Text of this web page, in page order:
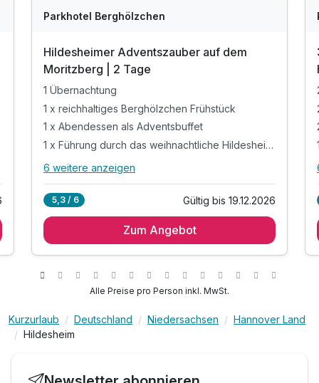
Parkhotel Berghölzchen
Hildesheimer Adventszauber auf dem
Moritzberg | 2 Tage
1 Übernachtung
1 x reichhaltiges Berghölzchen Frühstück
1 x Abendessen als Adventsbuffet
1 x Führung durch das weihnachtliche Hildesheim**
Alle Inklusivleistungen
1 x reichhaltiges Berghölzchen Frühstück
Hildesheim**
1 x Stadtplan / Umgebungskarte der Region
1 x Flasche Mineralwasser auf dem Zimmer
inkl. Nutzung der mediterranen Sauna
6 weitere anzeigen
5,3 / 6 Gültig bis 19.12.2026
Zum Angebot
Alle Preise pro Person inkl. MwSt.
Kurzurlaub Deutschland Niedersachsen
Hannover Land
Hildesheim